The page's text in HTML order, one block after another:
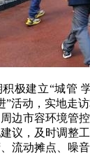
极建立“城管
”活动，实地走
边市容环境管
议，及时调整
流动摊点、噪